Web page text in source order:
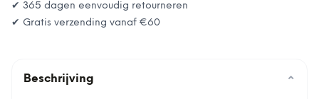
✔ 365 dagen eenvoudig retourneren
✔ Gratis verzending vanaf €60
Beschrijving ⌄